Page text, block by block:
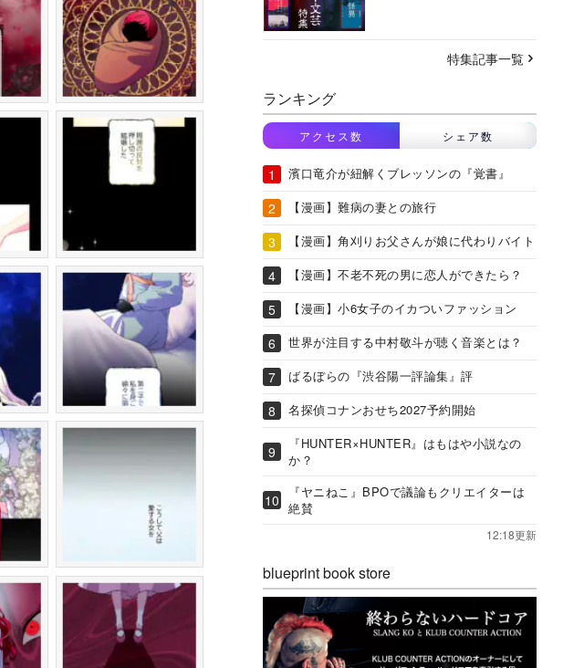
特集記事一覧
ランキング
アクセス数 シェア数
濱口竜介が紐解くブレッソンの『覚書』
【漫画】難病の妻との旅行
【漫画】角刈りお父さんが娘に代わりバイト
【漫画】不老不死の男に恋人ができたら？
【漫画】小6女子のイカついファッション
世界が注目する中村敬斗が聴く音楽とは？
ばるぼらの『渋谷陽一評論集』評
名探偵コナンおせち2027予約開始
『HUNTER×HUNTER』はもはや小説なの
か？
『ヤニねこ』BPOで議論もクリエイターは
絶賛
12:18更新
blueprint book store